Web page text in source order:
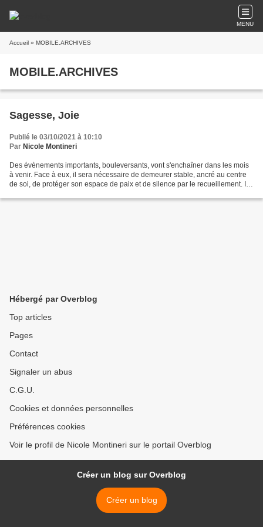
MENU
Accueil » MOBILE.ARCHIVES
MOBILE.ARCHIVES
Sagesse, Joie
Publié le 03/10/2021 à 10:10
Par Nicole Montineri
Des évènements importants, bouleversants, vont s'enchaîner dans les mois
à venir. Face à eux, il sera nécessaire de demeurer stable, ancré au centre
de soi, de protéger son espace de paix et de silence par le recueillement. Il
Hébergé par Overblog
Top articles
Pages
Contact
Signaler un abus
C.G.U.
Cookies et données personnelles
Préférences cookies
Voir le profil de Nicole Montineri sur le portail Overblog
Créer un blog sur Overblog
Créer un blog